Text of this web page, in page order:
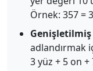
Örnek: 357 =
adlandırmak
3 yüz + 5 on +